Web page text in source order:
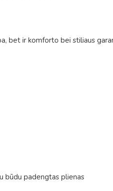
bet ir komforto bei stiliaus
būdu padengtas plienas